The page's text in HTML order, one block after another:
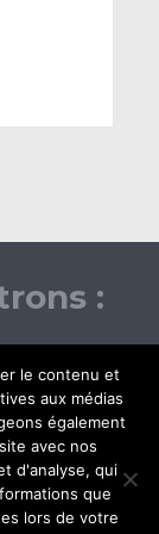
:
le contenu et
aux médias
également
avec nos
d'analyse, qui
que
lors de votre